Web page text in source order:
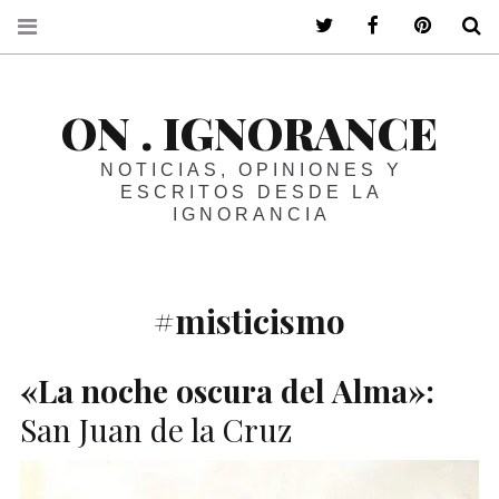
ON . IGNORANCE
NOTICIAS, OPINIONES Y
ESCRITOS DESDE LA
IGNORANCIA
#misticismo
«La noche oscura del Alma»:
San Juan de la Cruz
ir a mi twitterir a mi facebook
ir a mi